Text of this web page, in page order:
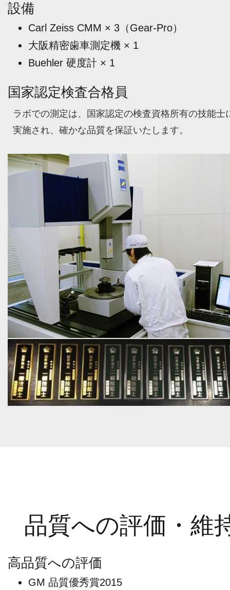
設備
Carl Zeiss CMM × 3（Gear-Pro）
大阪精密歯車測定機 × 1
Buehler 硬度計 × 1
国家認定検査合格員
ラボでの測定は、国家認定の検査資格所有の技能士
実施され、確かな品質を保証いたします。
品質への評価・維
高品質への評価
GM 品質優秀賞2015